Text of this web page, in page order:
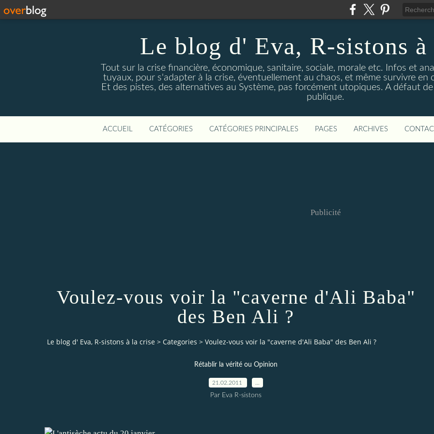
Le blog d' Eva, R-sistons à
Tout sur la crise financière, économique, sanitaire, sociale, morale etc. Infos et
tuyaux, pour s'adapter à la crise, éventuellement au chaos, et même survivre en
Et des pistes, des alternatives au Système, pas forcément utopiques. A défaut
publique.
ACCUEIL CATÉGORIES CATÉGORIES PRINCIPALES PAGES ARCHIVES
Publicité
Voulez-vous voir la "caverne d'Ali Baba"
des Ben Ali ?
Le blog d' Eva, R-sistons à la crise > Categories > Voulez-vous voir la "caverne d'Ali Baba" des Ben Ali ?
Rétablir la vérité ou Opinion
21.02.2011
Par Eva R-sistons